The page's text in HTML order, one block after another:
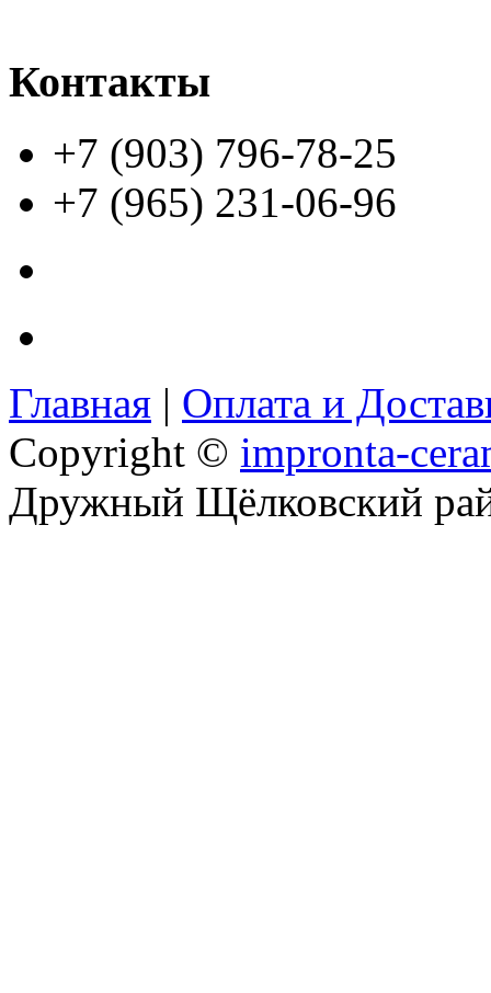
Контакты
+7 (903) 796-78-25
+7 (965) 231-06-96
Главная | Оплата и
Copyright © impronta-
Дружный Щёлковский